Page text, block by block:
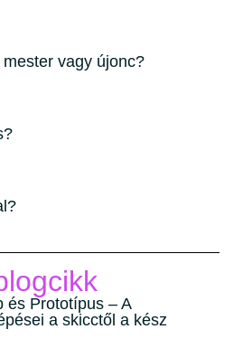
vagy újonc?
és Prototípus – A
a skicctől a kész